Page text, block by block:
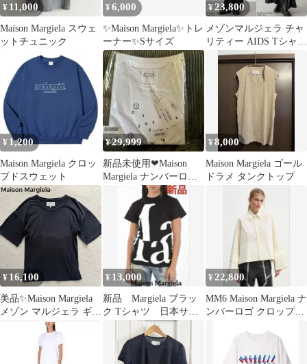
¥ 11,000
Maison Margiela スウェ
ットチュニック
¥6,000
✨Maison Margiela✨トレ
ーナー✨Sサイズ
¥23,800
メゾンマルジェラ チャ
リティー AIDS Tシャツ
半袖 ロゴT カットソー
¥ 1,200
Maison Margiela クロッ
プドスウェット
¥29,999
新品未使用❤︎Maison
Margiela ナンバーロゴ
Tシャツ ホワイト M
¥8,000
Maison Margiela ゴール
ドラメ タンクトップ
¥ 16,100
美品✨Maison Margiela
メゾン マルジェラ ギャ
ザー カットソー
¥ 13,000
新品 Margiela ブラッ
ク Tシャツ 日本サイ
¥22,800
MM6 Maison Margiela ナ
ンバーロゴ クロップド